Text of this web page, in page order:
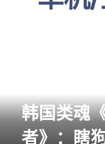
韩国类魂
者》：瞎